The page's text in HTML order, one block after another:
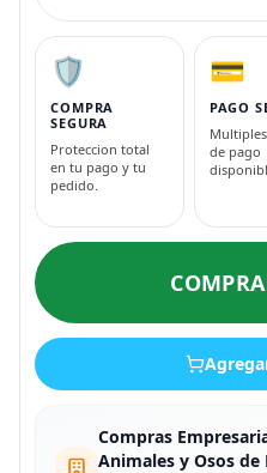
🛡️
COMPRA
SEGURA
Proteccion total
en tu pago y tu
pedido.
💳
PAGO
de pago
Compras
Animales y Osos de